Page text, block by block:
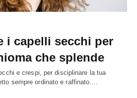
i capelli secchi per
che splende
e crespi, per disciplinare la tua
sempre ordinato e raffinato.…